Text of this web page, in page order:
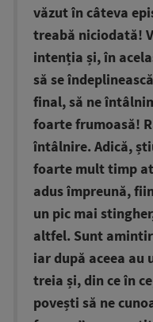
văzut în câteva
treabă niciodată!
intenția și, în
să se
final, să ne
foarte frumoasă!
întâlnire. Adică,
foarte mult timp
adus împreună,
un pic mai
altfel. Sunt
iar după aceea au
treia și, din ce în
povești să ne